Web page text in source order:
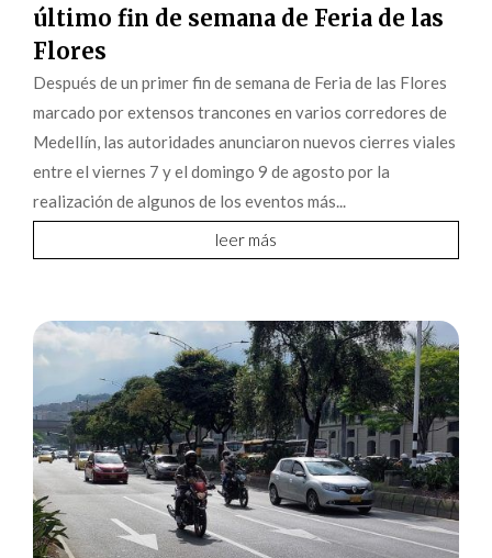
último fin de semana de Feria de las
Flores
Después de un primer fin de semana de Feria de las Flores
marcado por extensos trancones en varios corredores de
Medellín, las autoridades anunciaron nuevos cierres viales
entre el viernes 7 y el domingo 9 de agosto por la
realización de algunos de los eventos más...
leer más